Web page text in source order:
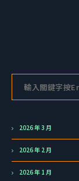
2026 年 3 月
2026 年 2 月
2026 年 1 月